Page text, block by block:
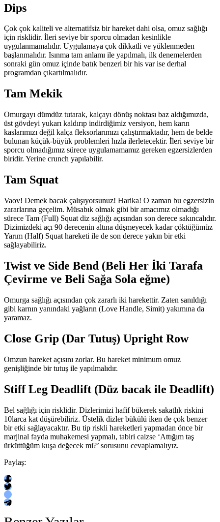
Dips
Çok çok kaliteli ve alternatifsiz bir hareket dahi olsa, omuz sağlığı
için risklidir. İleri seviye bir sporcu olmadan kesinlikle
uygulanmamalıdır. Uygulamaya çok dikkatli ve yüklenmeden
başlanmalıdır. Isınma tam anlamı ile yapılmalı, ilk denemelerden
sonraki gün omuz içinde batık benzeri bir his var ise derhal
programdan çıkartılmalıdır.
Tam Mekik
Omurgayı dümdüz tutarak, kalçayı dönüş noktası baz aldığımızda,
üst gövdeyi yukarı kaldırıp indirdiğimiz versiyon, hem karın
kaslarımızı değil kalça fleksorlarımızı çalıştırmaktadır, hem de belde
bulunan küçük-büyük problemleri hızla ilerletecektir. İleri seviye bir
sporcu olmadığımız sürece uygulamamamız gereken egzersizlerden
biridir. Yerine crunch yapılabilir.
Tam Squat
Vaov! Demek bacak çalışıyorsunuz! Harika! O zaman bu egzersizin
zararlarına geçelim. Müsabık olmak gibi bir amacımız olmadığı
sürece Tam (Full) Squat diz sağlığı açısından son derece sakıncalıdır.
Dizimizdeki açı 90 derecenin altına düşmeyecek kadar çöktüğümüz
Yarım (Half) Squat hareketi ile de son derece yakın bir etki
sağlayabiliriz.
Twist ve Side Bend (Beli Her İki Tarafa
Çevirme ve Beli Sağa Sola eğme)
Omurga sağlığı açısından çok zararlı iki harekettir. Zaten sanıldığı
gibi karnın yanındaki yağların (Love Handle, Simit) yakımına da
yaramaz.
Close Grip (Dar Tutuş) Upright Row
Omzun hareket açısını zorlar. Bu hareket minimum omuz
genişliğinde bir tutuş ile yapılmalıdır.
Stiff Leg Deadlift (Düz bacak ile Deadlift)
Bel sağlığı için risklidir. Dizlerimizi hafif bükerek sakatlık riskini
10larca kat düşürebiliriz. Üstelik dizler bükülü iken de çok benzer
bir etki sağlayacaktır. Bu tip riskli hareketleri yapmadan önce bir
marjinal fayda muhakemesi yapmalı, tabiri caizse ‘Attığım taş
ürküttüğüm kuşa değecek mi?’ sorusunu cevaplamalıyız.
Paylaş: